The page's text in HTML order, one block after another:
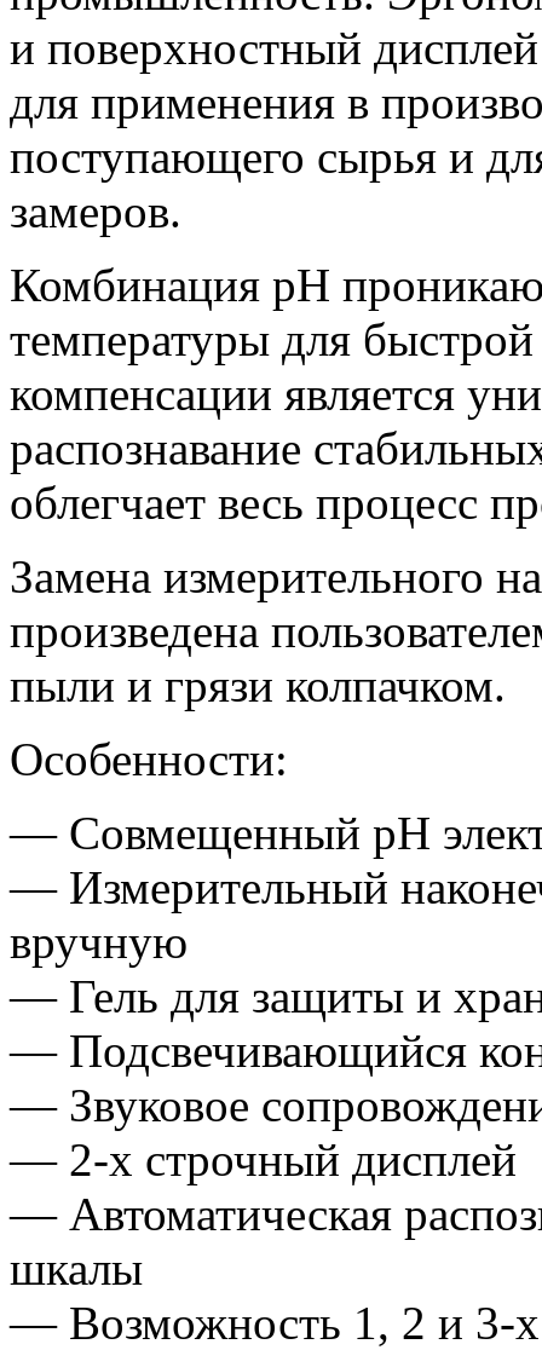
и поверхностный
для применения в
поступающего сырья и
замеров.
Комбинация рН
температуры для
компенсации является
распознавание
облегчает весь процесс
Замена измерительного
произведена
пыли и грязи колпачком.
Особенности:
— Совмещенный рН
— Измерительный
вручную
— Гель для защиты и
— Подсвечивающийся
— Звуковое
— 2-х строчный дисплей
— Автоматическая
шкалы
— Возможность 1, 2 и 3-х